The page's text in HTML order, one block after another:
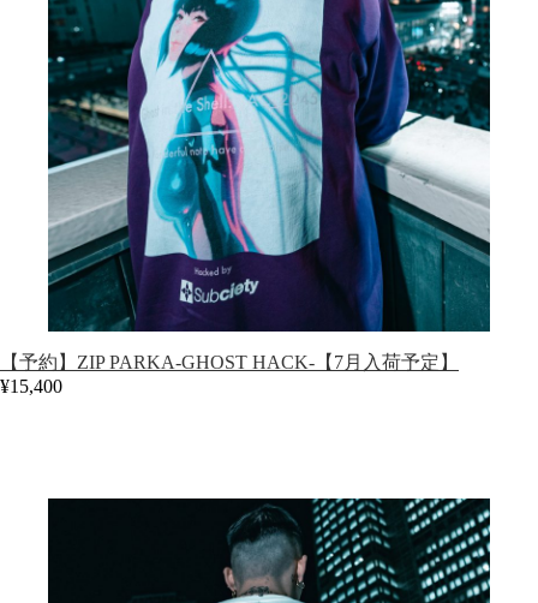
【予約】ZIP PARKA-GHOST HACK-【7月入荷予定】
¥15,400